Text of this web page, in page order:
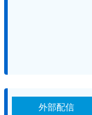
外部配信